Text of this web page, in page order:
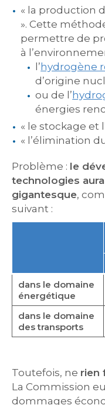
« la production
». Cette
permettre de
à
l’ hydrogène
d’origine
ou de l’
énergies
« le stockage et
« l’élimination
Problème : le
technologies
gigantesque,
suivant :
dans le domaine
énergétique
dans le domaine
des transports
Toutefois, ne rien
La Commission
dommages